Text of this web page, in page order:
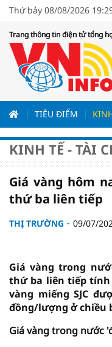
Thứ bảy 08/08/2026
Trang thông tin điện tử tổng
TIÊU ĐIỂM
KINH TẾ - TÀI
Giá vàng hôm
thứ ba liên tiếp
THỊ TRƯỜNG 09/07/
Giá vàng trong
thứ ba liên tiếp tính
vàng miếng SJC
đồng/lượng ở chiều
Giá vàng trong nước